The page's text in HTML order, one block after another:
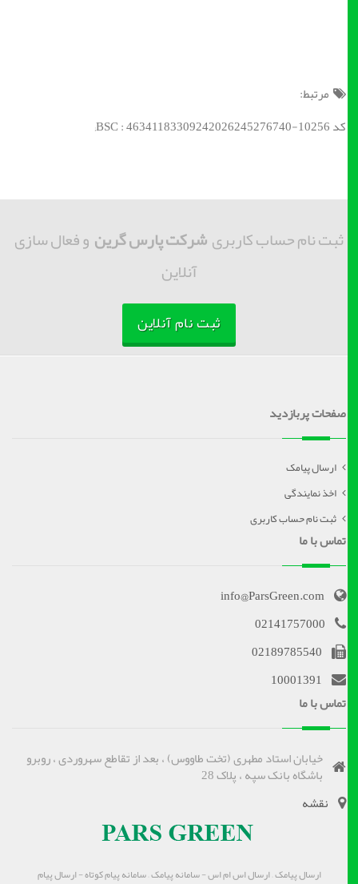
مرتبط:
کد BSC : 46341183309242026245276740-10256;
ثبت نام حساب کاربریشرکت پارس گرینو فعال سازی
آنلاین
ثبت نام آنلاین
صفحات پربازدید
ارسال پیامک
اخذ نمایندگی
ثبت نام حساب کاربری
تماس با ما
info@ParsGreen.com
02141757000
02189785540
10001391
تماس با ما
خیابان استاد مطهری (تخت طاووس) ، بعد از تقاطع سهروردی ، روبرو
باشگاه بانک سپه ، پلاک 28
نقشه
ارسال پیامک – ارسال اس ام اس - سامانه پیامک – سامانه پیام کوتاه - ارسال پیام